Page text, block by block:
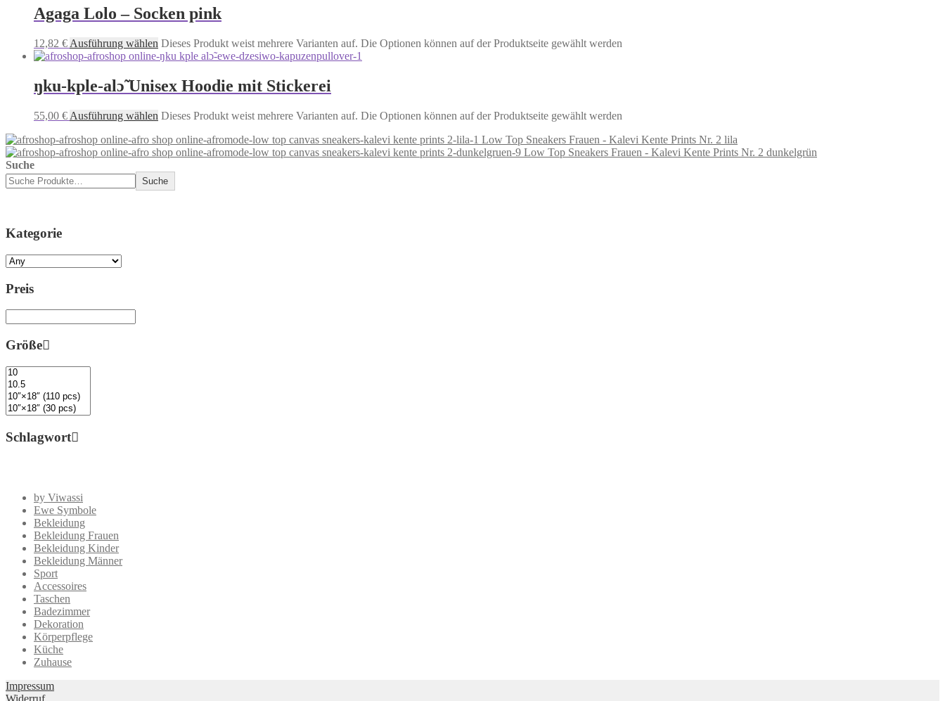
Agaga Lolo – Socken pink
12,82 € Ausführung wählen Dieses Produkt weist mehrere Varianten auf. Die Optionen können auf der Produktseite gewählt werden
ŋku-kple-alɔ̃ Unisex Hoodie mit Stickerei
55,00 € Ausführung wählen Dieses Produkt weist mehrere Varianten auf. Die Optionen können auf der Produktseite gewählt werden
Low Top Sneakers Frauen - Kalevi Kente Prints Nr. 2 lila
Low Top Sneakers Frauen - Kalevi Kente Prints Nr. 2 dunkelgrün
Suche
Suche
Kategorie
Preis
Größe
Schlagwort
by Viwassi
Ewe Symbole
Bekleidung
Bekleidung Frauen
Bekleidung Kinder
Bekleidung Männer
Sport
Accessoires
Taschen
Badezimmer
Dekoration
Körperpflege
Küche
Zuhause
Impressum